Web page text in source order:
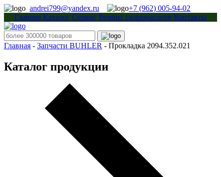
andrei799@yandex.ru
+7 (962) 005-94-02
Главная Каталог Сервис Ремонт гидронасосов Контакты
Главная - Запчасти BUHLER - Прокладка 2094.352.021
Каталог продукции